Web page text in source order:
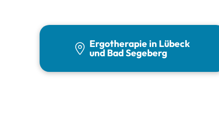
Ergotherapie in Lübeck
und Bad Segeberg